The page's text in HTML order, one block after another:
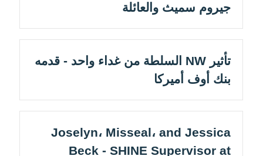
جيروم سميث والعائلة
تأثير NW السلطة من غداء واحد - قدمه
بنك أوف أميركا
Joselyn، Misseal، and Jessica
Beck - SHINE Supervisor at